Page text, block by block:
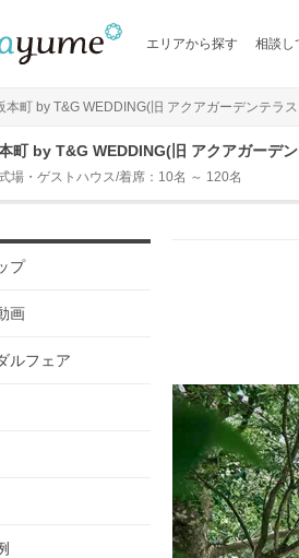
エリアから探す 相談し
本町 by T&G WEDDING(旧 アクアガーデンテラ
町 by T&G WEDDING(旧 アクアガーデ
場・ゲストハウス/着席：10名 ～ 120名
プ
画
ルフェア